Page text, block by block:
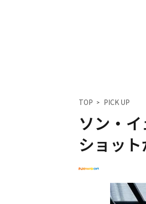
TOP PICK UP
ソン・
ショッ